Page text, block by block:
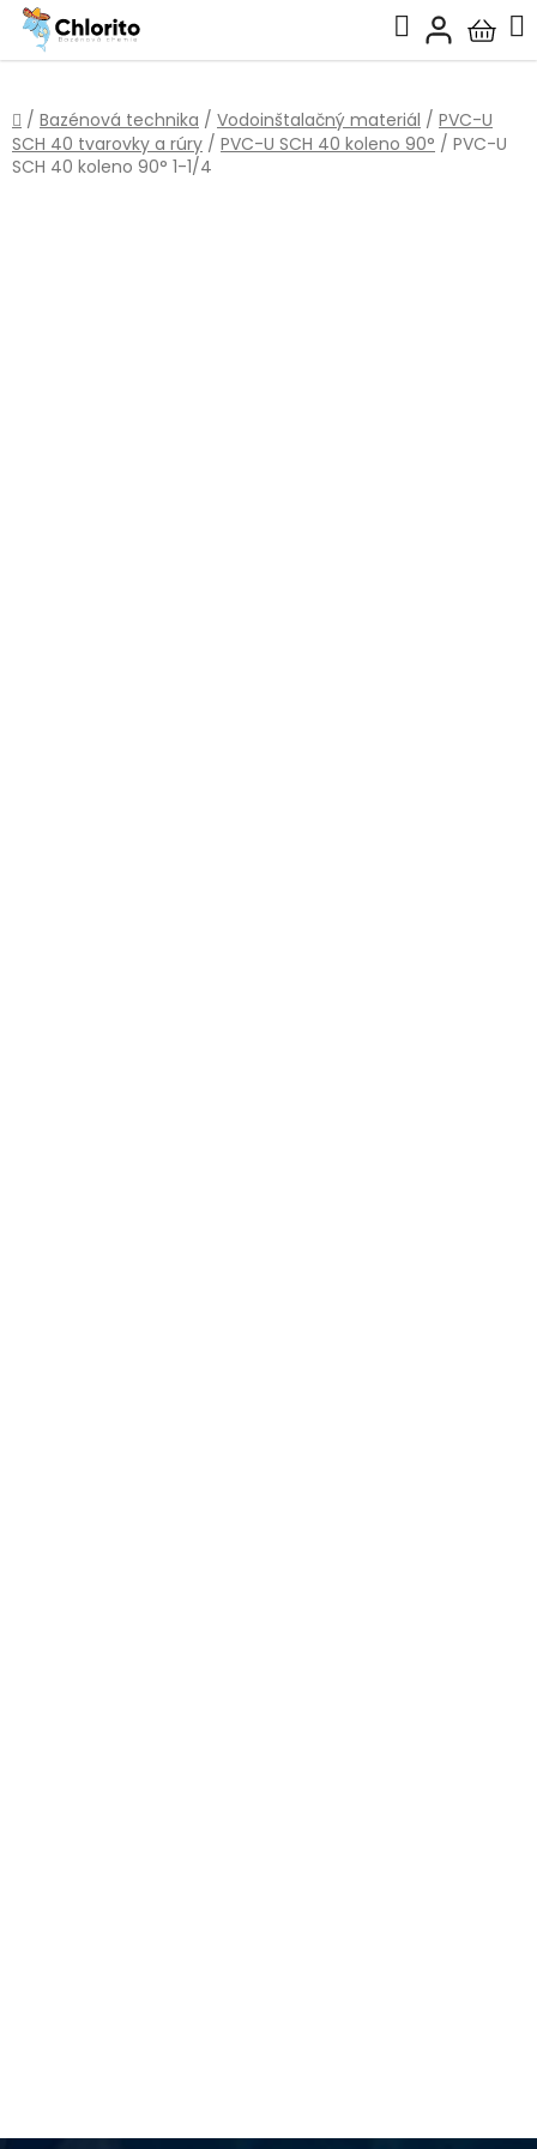
Prejsť
obsah
Hľadať
košík
Domov
/ Bazénová technika / Vodoinštalačný materiál / PVC-U
SCH 40 tvarovky a rúry / PVC-U SCH 40 koleno 90° / PVC-U
SCH 40 koleno 90° 1-1/4